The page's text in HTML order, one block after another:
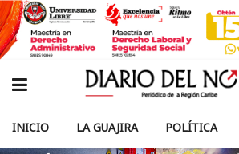
INICIO LA GUAJIRA POLÍTICA